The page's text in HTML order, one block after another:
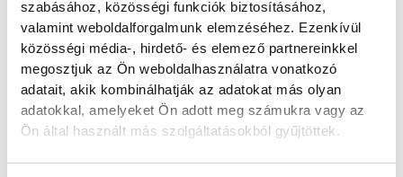
szabásához, közösségi funkciók biztosításához,
valamint weboldalforgalmunk elemzéséhez. Ezenkívül
közösségi média-, hirdető- és elemező partnereinkkel
megosztjuk az Ön weboldalhasználatra vonatkozó
adatait, akik kombinálhatják az adatokat más olyan
adatokkal, amelyeket Ön adott meg számukra vagy az
Ön által használt más szolgáltatásokból gyűjtöttek.
sportszerűtlen magatartása
zavart okozott a csapat
életében, és rombolta a Klub
évtizedek óta fennálló hírnevét.
Nem ilyen 8. játékosra van